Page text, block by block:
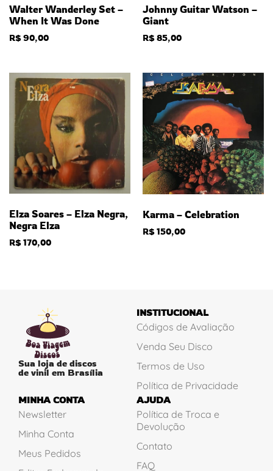
Walter Wanderley Set –
When It Was Done
R$90,00
Johnny Guitar Watson –
Giant
R$85,00
Elza Soares – Elza Negra,
Negra Elza
R$170,00
Karma – Celebration
R$150,00
Sua loja de discos
de vinil em Brasília
INSTITUCIONAL
Códigos de Avaliação
Venda Seu Disco
Termos de Uso
Política de Privacidade
MINHA CONTA
Newsletter
Minha Conta
Meus Pedidos
AJUDA
Política de Troca e
Devolução
Contato
FAQ